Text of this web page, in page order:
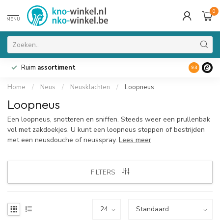
MENU
0
Ruim assortiment 9.3
Home / Neus / Neusklachten / Loopneus
Loopneus
Een loopneus, snotteren en sniffen. Steeds weer een prullenbak
vol met zakdoekjes. U kunt een loopneus stoppen of bestrijden
met een neusdouche of neusspray. Lees meer
FILTERS